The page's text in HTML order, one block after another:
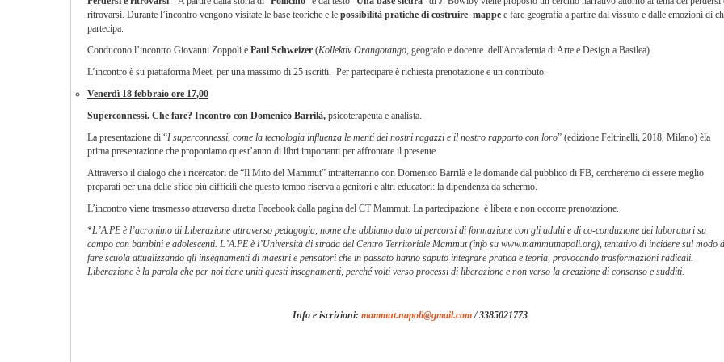
ritrovarsi. Durante l’incontro vengono visitate le base teoriche e le possibilità pratiche di costruire mappe e fare geografia a partire dal vissuto e dalle emozioni di
partecipa.
Conducono l’incontro Giovanni Zoppoli e Paul Schweizer (Kollektiv Orangotango, geografo e docente dell'Accademia di Arte e Design a Basilea)
L’incontro è su piattaforma Meet, per una massimo di 25 iscritti. Per partecipare è richiesta prenotazione e un contributo.
Venerdì 18 febbraio ore 17,00
Superconnessi. Che fare? Incontro con Domenico Barrilà, psicoterapeuta e analista.
La presentazione di “I superconnessi, come la tecnologia influenza le menti dei nostri ragazzi e il nostro rapporto con loro” (edizione Feltrinelli, 2018, Milano) èla
prima presentazione che proponiamo quest’anno di libri importanti per affrontare il presente.
Attraverso il dialogo che i ricercatori de “Il Mito del Mammut” intratterranno con Domenico Barrilà e le domande dal pubblico di FB, cercheremo di essere meglio
preparati per una delle sfide più difficili che questo tempo riserva a genitori e altri educatori: la dipendenza da schermo.
L’incontro viene trasmesso attraverso diretta Facebook dalla pagina del CT Mammut. La partecipazione è libera e non occorre prenotazione.
*L’A.PE è l’acronimo di Liberazione attraverso pedagogia, nome che abbiamo dato ai percorsi di formazione con gli adulti e di co-conduzione dei laboratori su
campo con bambini e adolescenti. L’A.PE è l’Università di strada del Centro Territoriale Mammut (info su www.mammutnapoli.org), tentativo di incidere sul modo
fare scuola attualizzando gli insegnamenti di maestri e pensatori che in passato hanno saputo integrare pratica e teoria, provocando trasformazioni radicali.
Liberazione è la parola che per noi tiene uniti questi insegnamenti, perché volti verso processi di liberazione e non verso la creazione di consenso e sudditi.
Info e iscrizioni: mammut.napoli@gmail.com/ 3385021773